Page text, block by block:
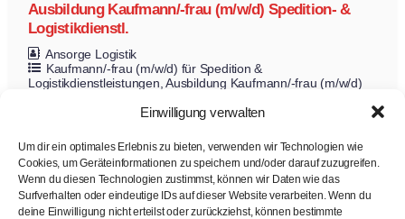
Einwilligung verwalten
Um dir ein optimales Erlebnis zu bieten, verwenden wir Technologien wie
Cookies, um Geräteinformationen zu speichern und/oder darauf zuzugreifen.
Wenn du diesen Technologien zustimmst, können wir Daten wie das
Surfverhalten oder eindeutige IDs auf dieser Website verarbeiten. Wenn du
deine Einwilligung nicht erteilst oder zurückziehst, können bestimmte
Ausbildung Kaufmann/-frau (m/w/d) Spedition- &
Logistikdienstl.
Ansorge Logistik
Kaufmann/-frau (m/w/d) für Spedition &
Logistikdienstleistungen Ausbildung Kaufmann/-frau (m/w/d)